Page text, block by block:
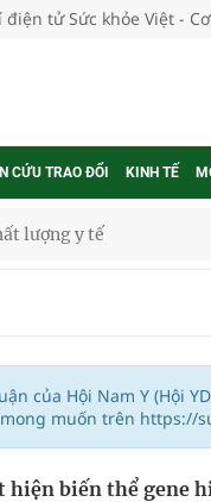
điện tử Sức khỏe Việt -
CỨU TRAO ĐỔI KINH TẾ
lượng y tế
Phú Thạnh
nghìn phụ nữ mỗi năm
của Hội Nam Y (Hội
muốn trên https://
hiện biến thể gene